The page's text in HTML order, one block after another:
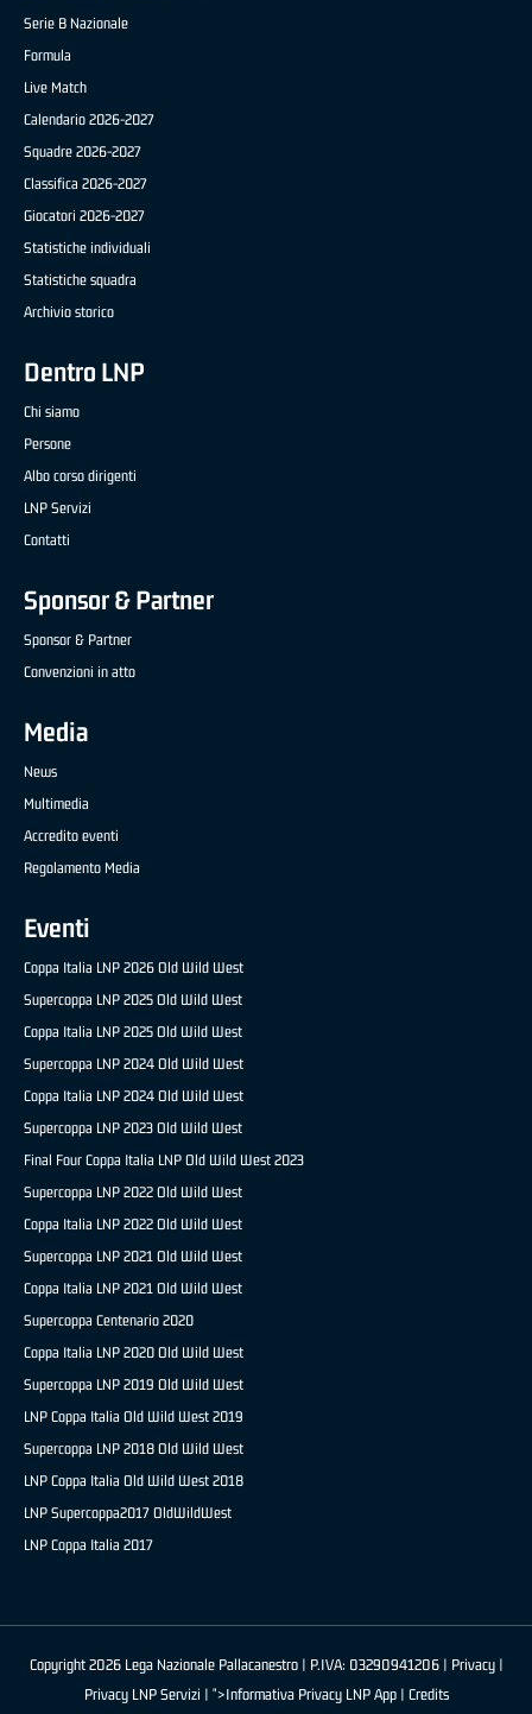
Serie B Nazionale
Formula
Live Match
Calendario 2026-2027
Squadre 2026-2027
Classifica 2026-2027
Giocatori 2026-2027
Statistiche individuali
Statistiche squadra
Archivio storico
Dentro LNP
Chi siamo
Persone
Albo corso dirigenti
LNP Servizi
Contatti
Sponsor & Partner
Sponsor & Partner
Convenzioni in atto
Media
News
Multimedia
Accredito eventi
Regolamento Media
Eventi
Coppa Italia LNP 2026 Old Wild West
Supercoppa LNP 2025 Old Wild West
Coppa Italia LNP 2025 Old Wild West
Supercoppa LNP 2024 Old Wild West
Coppa Italia LNP 2024 Old Wild West
Supercoppa LNP 2023 Old Wild West
Final Four Coppa Italia LNP Old Wild West 2023
Supercoppa LNP 2022 Old Wild West
Coppa Italia LNP 2022 Old Wild West
Supercoppa LNP 2021 Old Wild West
Coppa Italia LNP 2021 Old Wild West
Supercoppa Centenario 2020
Coppa Italia LNP 2020 Old Wild West
Supercoppa LNP 2019 Old Wild West
LNP Coppa Italia Old Wild West 2019
Supercoppa LNP 2018 Old Wild West
LNP Coppa Italia Old Wild West 2018
LNP Supercoppa2017 OldWildWest
LNP Coppa Italia 2017
Copyright 2026 Lega Nazionale Pallacanestro | P.IVA: 03290941206 | Privacy|
Privacy LNP Servizi | ">Informativa Privacy LNP App | Credits